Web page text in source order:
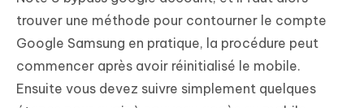
trouver une méthode pour contourner le compte
Google Samsung en pratique, la procédure peut
commencer après avoir réinitialisé le mobile.
Ensuite vous devez suivre simplement quelques